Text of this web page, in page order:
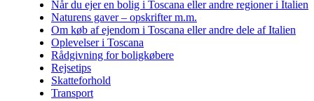
Når du ejer en bolig i Toscana eller andre regioner i Italien
Naturens gaver – opskrifter m.m.
Om køb af ejendom i Toscana eller andre dele af Italien
Oplevelser i Toscana
Rådgivning for boligkøbere
Rejsetips
Skatteforhold
Transport